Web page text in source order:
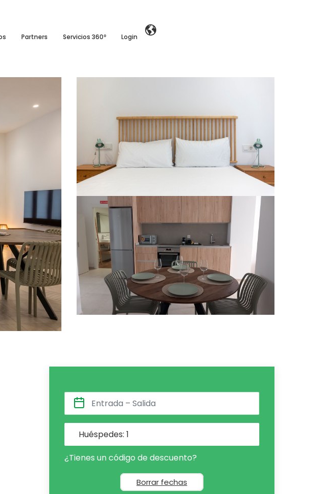
Partners Servicios 360º Login
Huéspedes: 1
¿Tienes un código de descuento?
Borrar fechas